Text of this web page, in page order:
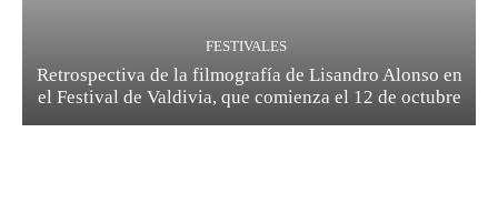
FESTIVALES
Retrospectiva de la filmografía de Lisandro Alonso en
el Festival de Valdivia, que comienza el 12 de octubre